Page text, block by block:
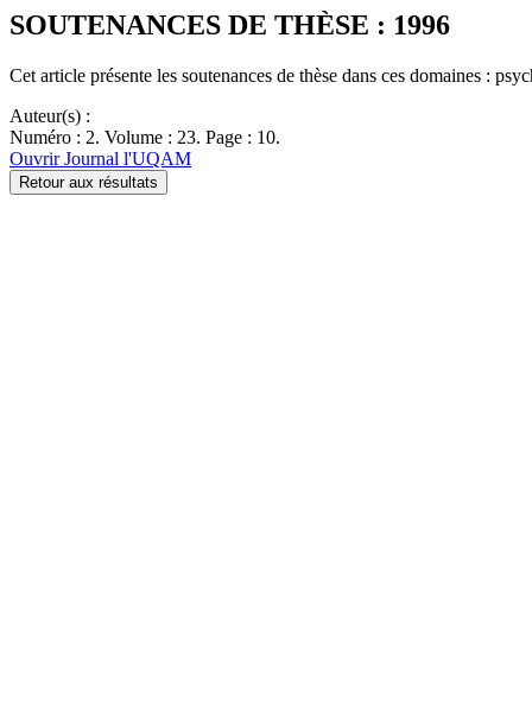
SOUTENANCES DE THÈSE : 1996
Cet article présente les soutenances de thèse dans ces domaines :
Auteur(s) :
Numéro : 2. Volume : 23. Page : 10.
Ouvrir Journal l'UQAM
Retour aux résultats